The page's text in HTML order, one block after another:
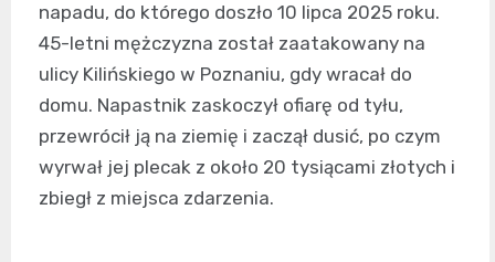
napadu, do którego doszło 10 lipca 2025 roku.
45-letni mężczyzna został zaatakowany na
ulicy Kilińskiego w Poznaniu, gdy wracał do
domu. Napastnik zaskoczył ofiarę od tyłu,
przewrócił ją na ziemię i zaczął dusić, po czym
wyrwał jej plecak z około 20 tysiącami złotych i
zbiegł z miejsca zdarzenia.